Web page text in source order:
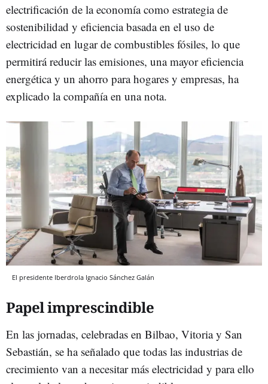
electrificación de la economía como estrategia de
sostenibilidad y eficiencia basada en el uso de
electricidad en lugar de combustibles fósiles, lo que
permitirá reducir las emisiones, una mayor eficiencia
energética y un ahorro para hogares y empresas, ha
explicado la compañía en una nota.
El presidente Iberdrola Ignacio Sánchez Galán
Papel imprescindible
En las jornadas, celebradas en Bilbao, Vitoria y San
Sebastián, se ha señalado que todas las industrias de
crecimiento van a necesitar más electricidad y para ello